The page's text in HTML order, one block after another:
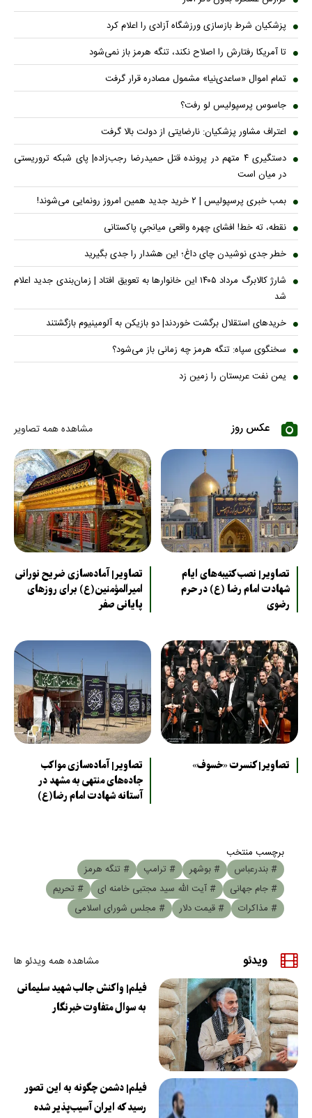
پزشکیان شرط بازسازی ورزشگاه آزادی را اعلام کرد
تا آمریکا رفتارش را اصلاح نکند، تنگه هرمز باز نمی‌شود
تمام اموال «ساعدی‌نیا» مشمول مصادره قرار گرفت
جاسوس پرسپولیس لو رفت؟
اعتراف مشاور پزشکیان: نارضایتی از دولت بالا گرفت
دستگیری ۴ متهم در پرونده قتل حمیدرضا رجب‌زاده| پای شبکه تروریستی
در میان است
بمب خبری پرسپولیس | ۲ خرید جدید همین امروز رونمایی می‌شوند!
نقطه، ته خط! افشای چهره واقعی میانجیِ پاکستانی
خطر جدی نوشیدن چای داغ؛ این هشدار را جدی بگیرید
شارژ کالابرگ مرداد ۱۴۰۵ این خانوار‌ها به تعویق افتاد | زمان‌بندی جدید اعلام
شد
خریدهای استقلال برگشت خوردند| دو بازیکن به آلومینیوم بازگشتند
سخنگوی سپاه: تنگه هرمز چه زمانی باز می‌شود؟
یمن نفت عربستان را زمین زد
عکس روز مشاهده همه تصاویر
تصاویر| نصب کتیبه‌های ایام
شهادت امام رضا (ع) در حرم
رضوی
تصاویر| آماده‌سازی ضریح نورانی
امیرالمؤمنین(ع) برای روزهای
پایانی صفر
تصاویر| کنسرت «خسوف»
تصاویر| آماده‌سازی مواکب
جاده‌های منتهی به مشهد در
آستانه شهادت امام رضا(ع)
برچسب منتخب
# بندرعباس
# بوشهر # ترامپ
# تنگه هرمز
# جام جهانی
# آیت الله سید مجتبی خامنه ای
# تحریم
# مذاکرات
# قیمت دلار # مجلس شورای اسلامی
ویدئو مشاهده همه ویدئو ها
فیلم| واکنش جالب شهید سلیمانی
به سوال متفاوت خبرنگار
فیلم| دشمن چگونه به این تصور
رسید که ایران آسیب‌پذیر شده